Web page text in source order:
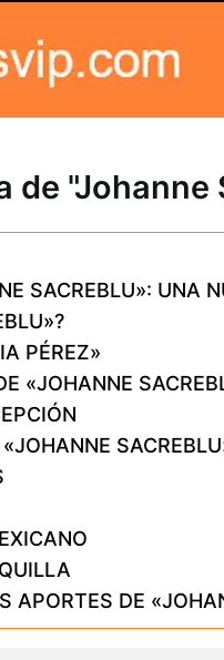
de "Johanne
SACREBLU»: UNA
PÉREZ»
«JOHANNE
APORTES DE